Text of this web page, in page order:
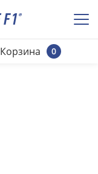
0
Корзина